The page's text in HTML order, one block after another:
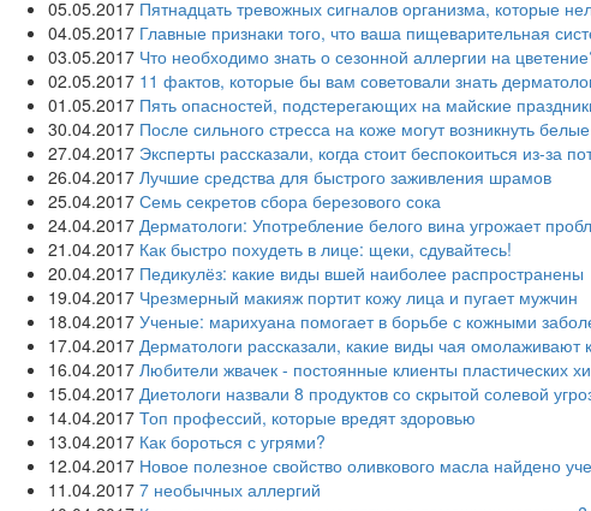
05.05.2017 Пятнадцать тревожных сигналов организма, которые
04.05.2017 Главные признаки того, что ваша пищеварительная
03.05.2017 Что необходимо знать о сезонной аллергии на
02.05.2017 11 фактов, которые бы вам советовали знать
01.05.2017 Пять опасностей, подстерегающих на майские
30.04.2017 После сильного стресса на коже могут возникнуть
27.04.2017 Эксперты рассказали, когда стоит беспокоиться из-за
26.04.2017 Лучшие средства для быстрого заживления шрамов
25.04.2017 Семь секретов сбора березового сока
24.04.2017 Дерматологи: Употребление белого вина угрожает
21.04.2017 Как быстро похудеть в лице: щеки, сдувайтесь!
20.04.2017 Педикулёз: какие виды вшей наиболее распространены
19.04.2017 Чрезмерный макияж портит кожу лица и пугает мужчин
18.04.2017 Ученые: марихуана помогает в борьбе с кожными
17.04.2017 Дерматологи рассказали, какие виды чая омолаживают
16.04.2017 Любители жвачек - постоянные клиенты пластических
15.04.2017 Диетологи назвали 8 продуктов со скрытой солевой
14.04.2017 Топ профессий, которые вредят здоровью
13.04.2017 Как бороться с угрями?
12.04.2017 Новое полезное свойство оливкового масла‍ найдено
11.04.2017 7 необычных аллергий